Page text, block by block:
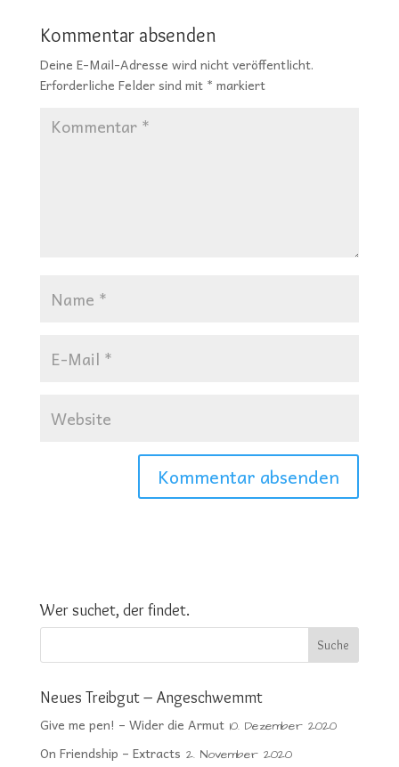
Kommentar absenden
Deine E-Mail-Adresse wird nicht veröffentlicht.
Erforderliche Felder sind mit * markiert
Wer suchet, der findet.
Neues Treibgut – Angeschwemmt
Give me pen! – Wider die Armut 10. Dezember 2020
On Friendship – Extracts 2. November 2020